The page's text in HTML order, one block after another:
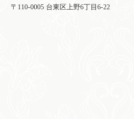
〒110-0005 台東区上野6丁目6-22